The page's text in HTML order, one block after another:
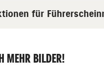
für
MEHR BILDER!